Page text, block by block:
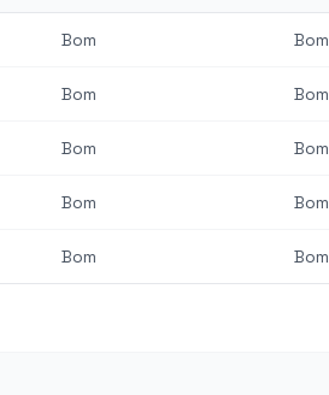
Bom Bom
Bom Bom
Bom Bom
Bom Bom
Bom Bom